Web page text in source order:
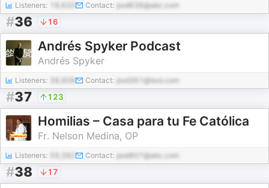
Listeners: Contact: pod636@abc.com
#36 16
Andrés Spyker Podcast
Andrés Spyker
Listeners: Contact: pod361@test.com
#37 123
Homilias – Casa para tu Fe Católica
Fr. Nelson Medina, OP
Listeners: Contact: pod807@abc.com
#38 17